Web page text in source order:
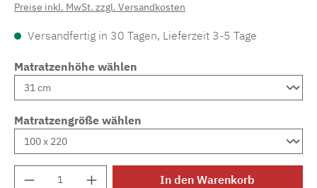
Preise inkl. MwSt. zzgl. Versandkosten
Versandfertig in 30 Tagen, Lieferzeit 3-5 Tage
Matratzenhöhe wählen
Matratzengröße wählen
Produkt Anzahl: Gib den gewünschten
In den Warenkorb